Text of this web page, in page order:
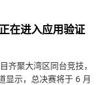
在进入应用验证
齐聚大湾区同台竞技，
显示，总决赛将于 6 月